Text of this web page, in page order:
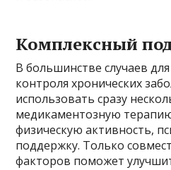
Комплексный
В большинстве случаев
контроля хронических
использовать сразу
медикаментозную
физическую активность,
поддержку. Только
факторов поможет